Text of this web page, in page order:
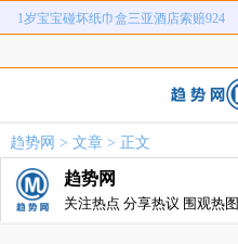
1岁宝宝碰坏纸巾盒三亚酒店索赔924
儿子举报身价上亿父亲说家已破碎
韩国宣布国家灾难状态
趋势网 > 文章> 正文
趋势网
关注热点 分享热议 围观热图